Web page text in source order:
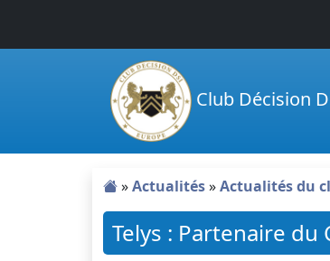
Club Décision
»Actualités»Actualités du
Telys : Partenaire du